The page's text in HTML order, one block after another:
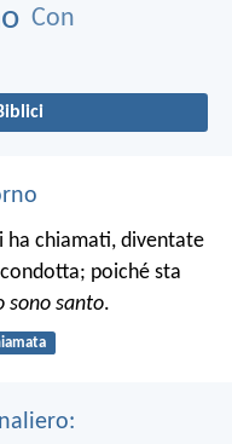
Con
ha chiamati, diventate
poiché sta
sono santo.